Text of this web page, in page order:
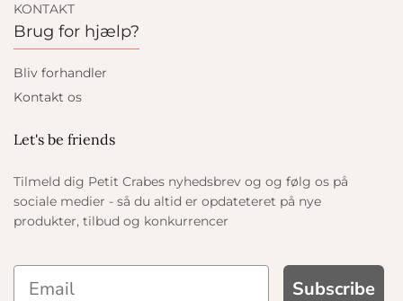
KONTAKT
Brug for hjælp?
Bliv forhandler
Kontakt os
Let's be friends
Tilmeld dig Petit Crabes nyhedsbrev og og følg os på
sociale medier - så du altid er opdateteret på nye
produkter, tilbud og konkurrencer
Subscribe